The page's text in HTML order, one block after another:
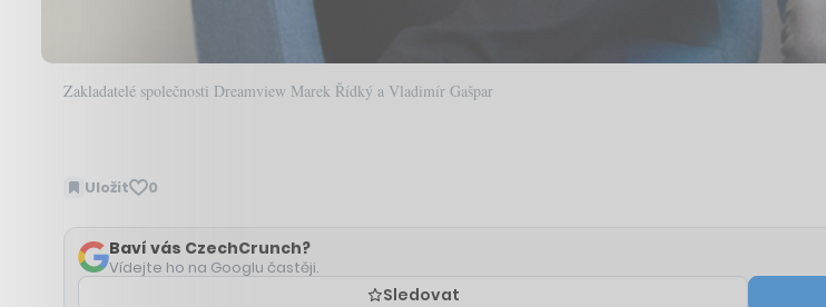
Zakladatelé společnosti Dreamview Marek Řídký a Vladimír Gašpar
Uložit 0
Baví vás CzechCrunch?
Vídejte ho na Googlu častěji.
Sledovat